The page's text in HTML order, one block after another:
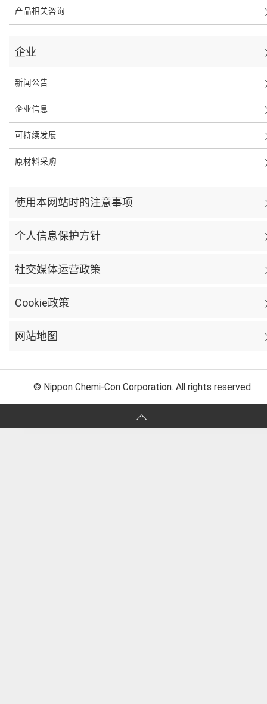
产品相关咨询
企业
新闻公告
企业信息
可持续发展
原材料采购
使用本网站时的注意事项
个人信息保护方针
社交媒体运营政策
Cookie政策
网站地图
© Nippon Chemi-Con Corporation. All rights reserved.